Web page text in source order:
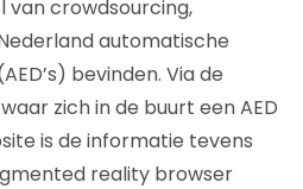
van crowdsourcing,
automatische
bevinden. Via de
zich in de buurt een AED
is de informatie tevens
reality browser